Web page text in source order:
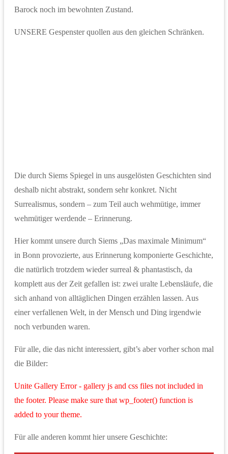
Barock noch im bewohnten Zustand.
UNSERE Gespenster quollen aus den gleichen Schränken.
Die durch Siems Spiegel in uns ausgelösten Geschichten sind
deshalb nicht abstrakt, sondern sehr konkret. Nicht
Surrealismus, sondern – zum Teil auch wehmütige, immer
wehmütiger werdende – Erinnerung.
Hier kommt unsere durch Siems „Das maximale Minimum“
in Bonn provozierte, aus Erinnerung komponierte Geschichte,
die natürlich trotzdem wieder surreal & phantastisch, da
komplett aus der Zeit gefallen ist: zwei uralte Lebensläufe, die
sich anhand von alltäglichen Dingen erzählen lassen. Aus
einer verfallenen Welt, in der Mensch und Ding irgendwie
noch verbunden waren.
Für alle, die das nicht interessiert, gibt’s aber vorher schon mal
die Bilder:
Unite Gallery Error - gallery js and css files not included in
the footer. Please make sure that wp_footer() function is
added to your theme.
Für alle anderen kommt hier unsere Geschichte: